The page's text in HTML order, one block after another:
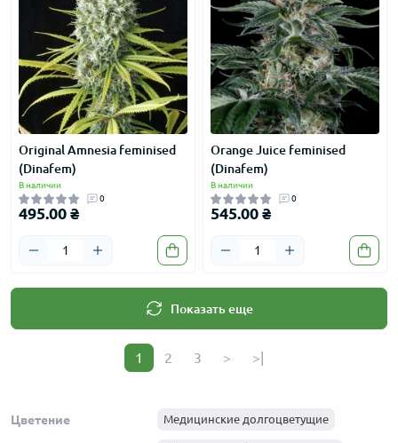
Original Amnesia feminised
(Dinafem)
В наличии
0
495.00 ₴
Orange Juice feminised
(Dinafem)
В наличии
0
545.00 ₴
Показать еще
1 2 3 > >|
Цветение Медицинские долгоцветущие